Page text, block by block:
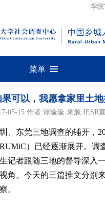
学院
菜单
果可以，我愿拿家里土
05-15 作者:谭璇璇 来源:IESR
、东莞三地调查的铺开，
）已经逐渐展开。调
记者跟随三地的督导深入
角。今天的三篇推文分别
。